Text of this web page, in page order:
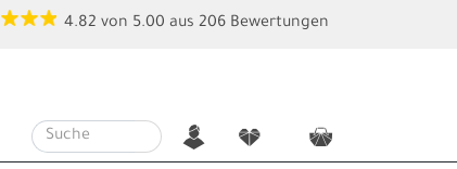
4.82 von 5.00 aus 206 Bewertungen
n f c